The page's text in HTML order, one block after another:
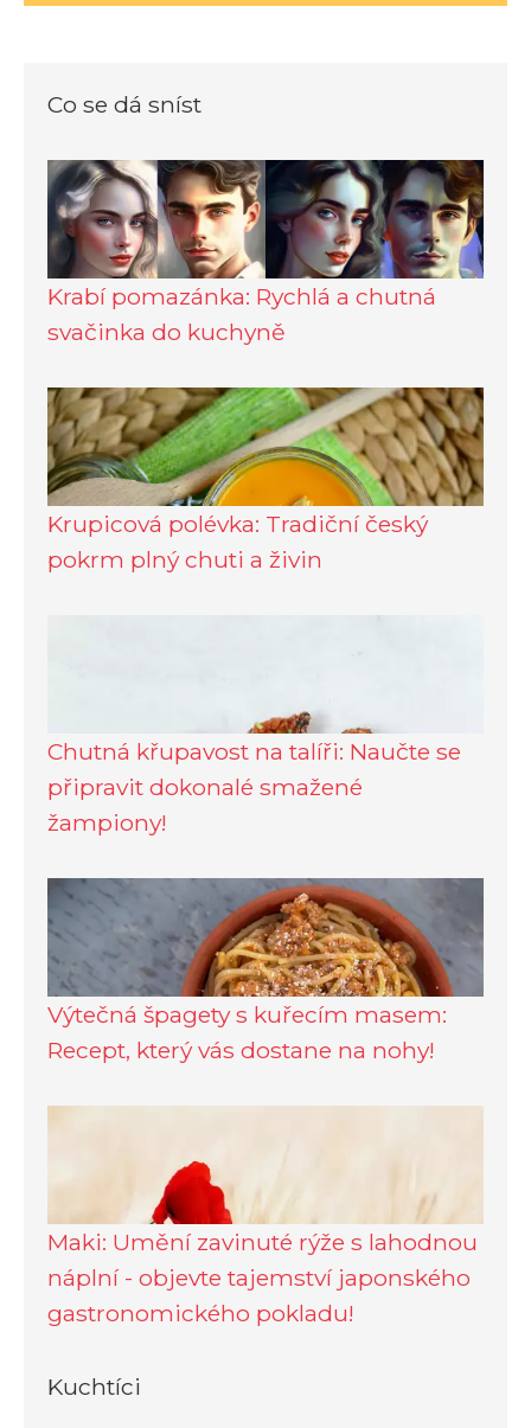
Co se dá sníst
Krabí pomazánka: Rychlá a chutná
svačinka do kuchyně
Krupicová polévka: Tradiční český
pokrm plný chuti a živin
Chutná křupavost na talíři: Naučte se
připravit dokonalé smažené
žampiony!
Výtečná špagety s kuřecím masem:
Recept, který vás dostane na nohy!
Maki: Umění zavinuté rýže s lahodnou
náplní - objevte tajemství japonského
gastronomického pokladu!
Kuchtíci